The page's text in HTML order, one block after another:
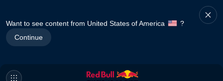
Want to see content from United States of America
?
Continue